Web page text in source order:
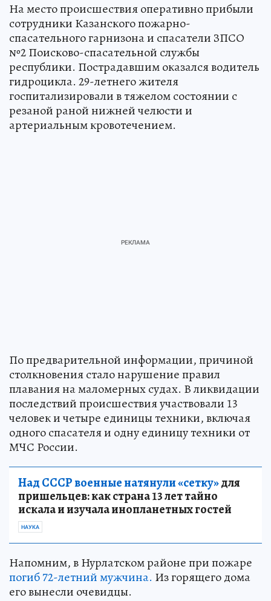
На место происшествия оперативно прибыли
сотрудники Казанского пожарно-
спасательного гарнизона и спасатели ЗПСО
№2 Поисково-спасательной службы
республики. Пострадавшим оказался водитель
гидроцикла. 29-летнего жителя
госпитализировали в тяжелом состоянии с
резаной раной нижней челюсти и
артериальным кровотечением.
По предварительной информации, причиной
столкновения стало нарушение правил
плавания на маломерных судах. В ликвидации
последствий происшествия участвовали 13
человек и четыре единицы техники, включая
одного спасателя и одну единицу техники от
МЧС России.
Над СССР военные натянули «сетку»для
пришельцев: как страна 13 лет тайно
искала и изучала инопланетных гостей
НАУКА
Напомним, в Нурлатском районе при пожаре
погиб 72-летний мужчина. Из горящего дома
его вынесли очевидцы.